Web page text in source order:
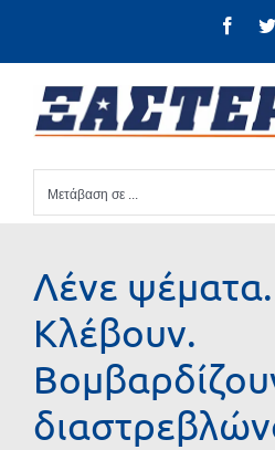
Μετάβαση σε ...
Λένε
Κλέβουν.